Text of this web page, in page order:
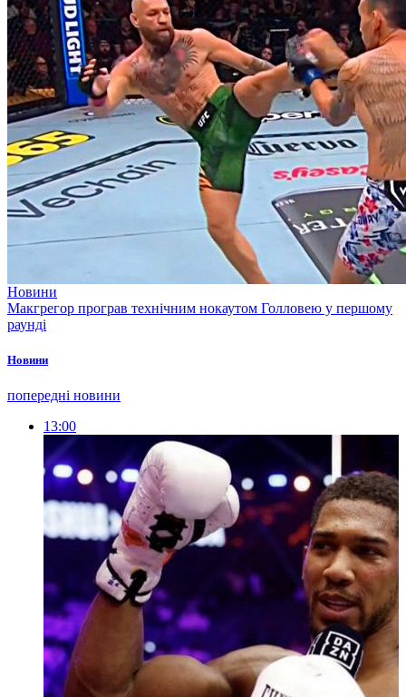
Новини
Макгрегор програв технічним нокаутом Голловею у першому
раунді
Новини
попередні новини
13:00